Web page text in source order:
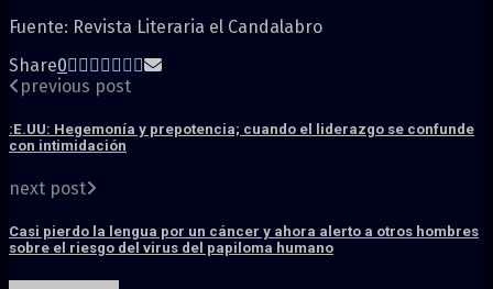
Fuente: Revista Literaria el Candalabro
Share0
previous post
:E.UU: Hegemonía y prepotencia; cuando el liderazgo se confunde
con intimidación
next post
Casi pierdo la lengua por un cáncer y ahora alerto a otros hombres
sobre el riesgo del virus del papiloma humano